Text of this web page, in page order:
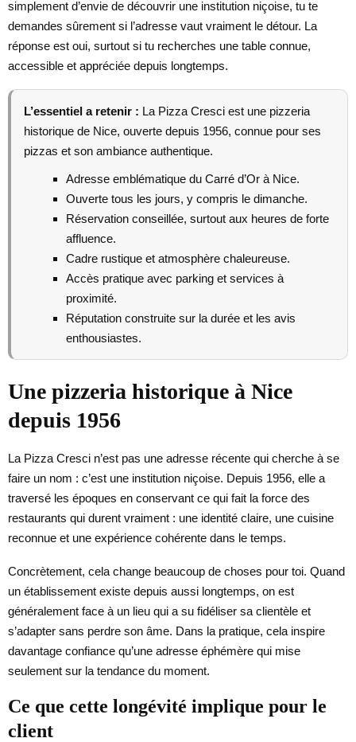
simplement d’envie de découvrir une institution niçoise, tu te
demandes sûrement si l’adresse vaut vraiment le détour. La
réponse est oui, surtout si tu recherches une table connue,
accessible et appréciée depuis longtemps.
L’essentiel a retenir : La Pizza Cresci est une pizzeria
historique de Nice, ouverte depuis 1956, connue pour ses
pizzas et son ambiance authentique.
Adresse emblématique du Carré d’Or à Nice.
Ouverte tous les jours, y compris le dimanche.
Réservation conseillée, surtout aux heures de forte
affluence.
Cadre rustique et atmosphère chaleureuse.
Accès pratique avec parking et services à
proximité.
Réputation construite sur la durée et les avis
enthousiastes.
Une pizzeria historique à Nice
depuis 1956
La Pizza Cresci n’est pas une adresse récente qui cherche à se
faire un nom : c’est une institution niçoise. Depuis 1956, elle a
traversé les époques en conservant ce qui fait la force des
restaurants qui durent vraiment : une identité claire, une cuisine
reconnue et une expérience cohérente dans le temps.
Concrètement, cela change beaucoup de choses pour toi. Quand
un établissement existe depuis aussi longtemps, on est
généralement face à un lieu qui a su fidéliser sa clientèle et
s’adapter sans perdre son âme. Dans la pratique, cela inspire
davantage confiance qu’une adresse éphémère qui mise
seulement sur la tendance du moment.
Ce que cette longévité implique pour le
client